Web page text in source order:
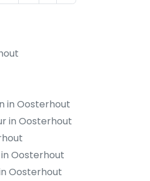
in Oosterhout
in Oosterhout
Oosterhout
Oosterhout